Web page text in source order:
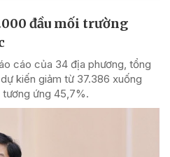
đầu mối trường
cáo của 34 địa phương, tổng
kiến giảm từ 37.386 xuống
tương ứng 45,7%.